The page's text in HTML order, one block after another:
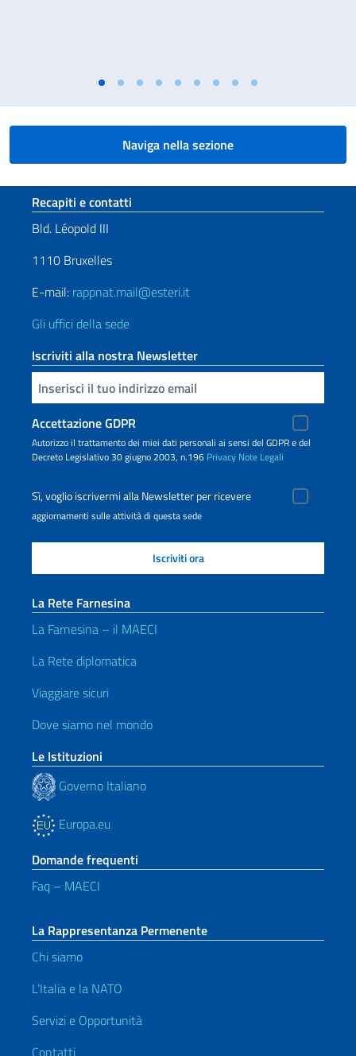
Naviga nella sezione
Sezione footer
Recapiti e contatti
Bld. Léopold III
1110 Bruxelles
E-mail: rappnat.mail@esteri.it
Gli uffici della sede
Iscriviti alla nostra Newsletter
Inserisci la tua email
Accettazione GDPR
Autorizzo il trattamento dei miei dati personali ai sensi del GDPR e del
Decreto Legislativo 30 giugno 2003, n.196 Privacy Note Legali
Sì, voglio iscrivermi alla Newsletter per ricevere
aggiornamenti sulle attività di questa sede
La Rete Farnesina
La Farnesina – il MAECI
La Rete diplomatica
Viaggiare sicuri
Dove siamo nel mondo
Le Istituzioni
Governo Italiano
Europa.eu
Domande frequenti
Faq – MAECI
La Rappresentanza Permenente
Chi siamo
L’Italia e la NATO
Servizi e Opportunità
Contatti